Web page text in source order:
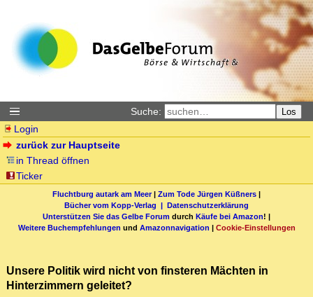
Suche: Los
Login
zurück zur Hauptseite
in Thread öffnen
Ticker
Fluchtburg autark am Meer| Zum Tode Jürgen Küßners |
Bücher vom Kopp-Verlag | Datenschutzerklärung
Unterstützen Sie das Gelbe Forum durch Käufe bei Amazon! |
Weitere Buchempfehlungen und Amazonnavigation | Cookie-Einstellungen
Unsere Politik wird nicht von finsteren Mächten in
Hinterzimmern geleitet?